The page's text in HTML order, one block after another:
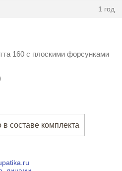
1 год
160 с плоскими форсунками
в составе комплекта